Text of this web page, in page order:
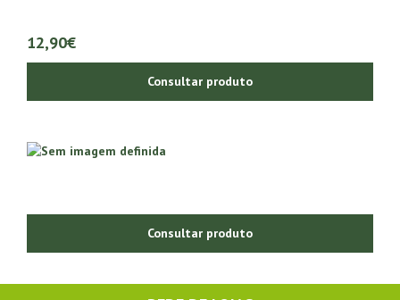
12,90€
Consultar produto
Consultar produto